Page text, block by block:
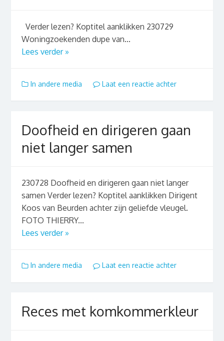
Verder lezen? Koptitel aanklikken 230729
Woningzoekenden dupe van...
Lees verder »
In andere media Laat een reactie achter
Doofheid en dirigeren gaan
niet langer samen
230728 Doofheid en dirigeren gaan niet langer
samen Verder lezen? Koptitel aanklikken Dirigent
Koos van Beurden achter zijn geliefde vleugel.
FOTO THIERRY...
Lees verder »
In andere media Laat een reactie achter
Reces met komkommerkleur